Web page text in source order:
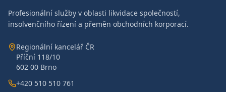
Profesionální služby v oblasti likvidace společností,
insolvenčního řízení a přeměn obchodních korporací.
Regionální kancelář ČR
Příční 118/10
602 00 Brno
+420 510 510 761